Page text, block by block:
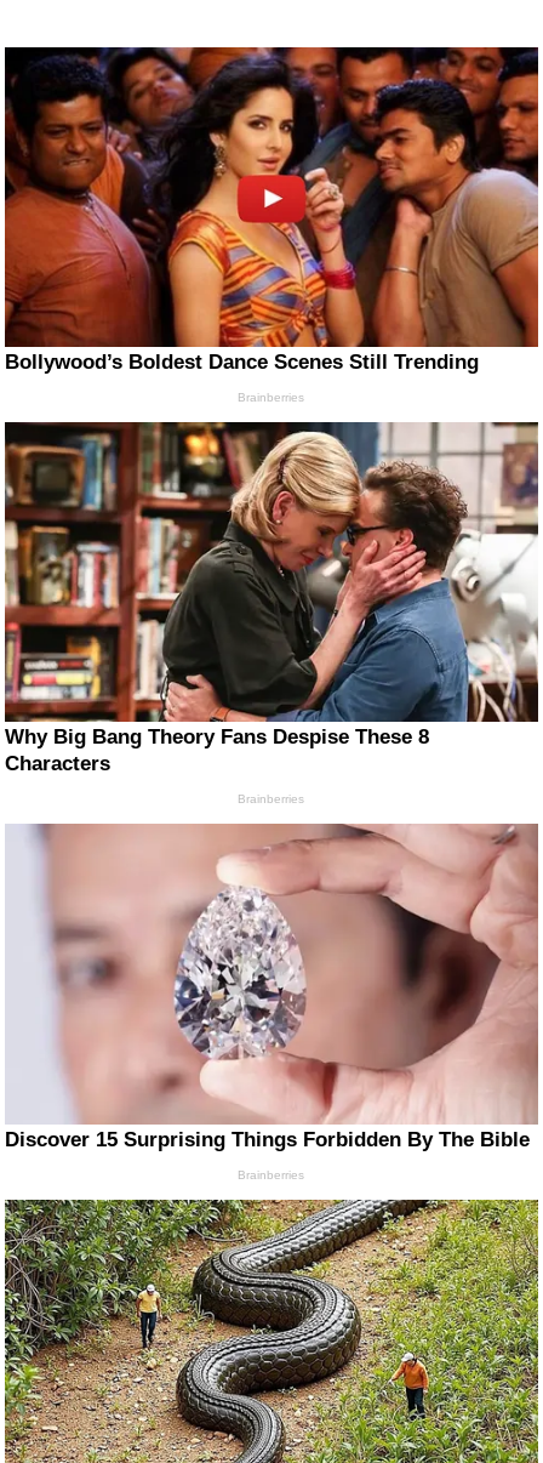
Bollywood’s Boldest Dance Scenes Still Trending
Brainberries
Why Big Bang Theory Fans Despise These 8
Characters
Brainberries
Discover 15 Surprising Things Forbidden By The Bible
Brainberries